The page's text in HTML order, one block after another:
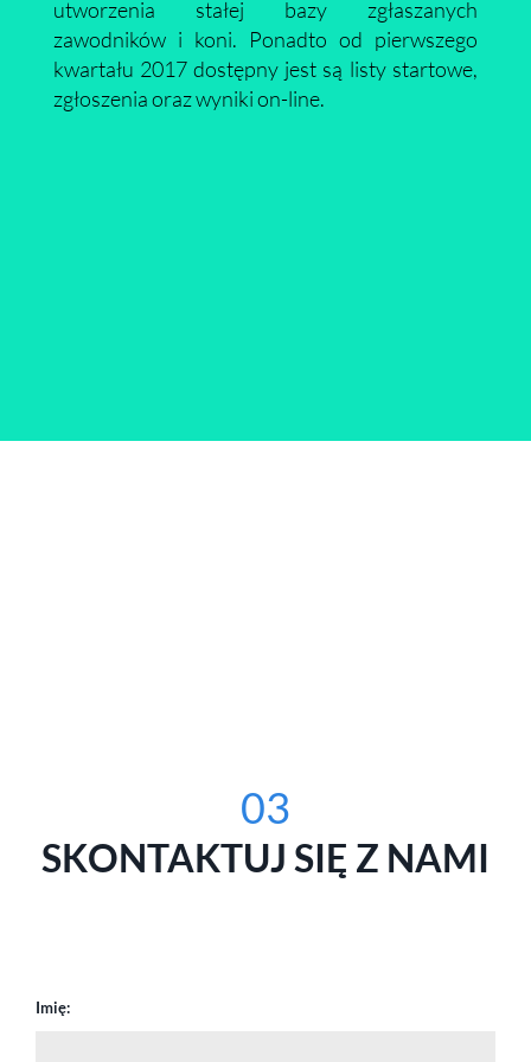
utworzenia stałej bazy zgłaszanych
zawodników i koni. Ponadto od pierwszego
kwartału 2017 dostępny jest są listy startowe,
zgłoszenia oraz wyniki on-line.
03
SKONTAKTUJ SIĘ Z NAMI
Imię: